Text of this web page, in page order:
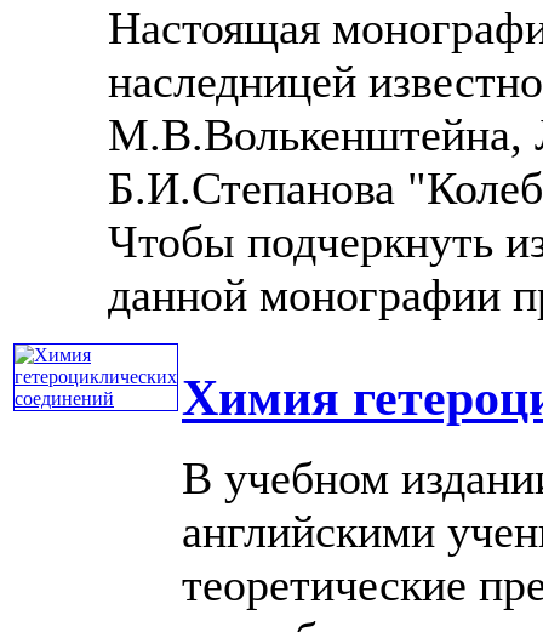
Настоящая
наследницей
Б.И.Степанова
Чтобы подчеркнуть
данной монографии
Химия
В учебном
английскими
теоретические